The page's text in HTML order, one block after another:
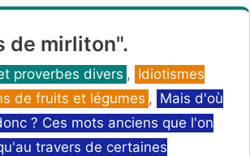
de mirliton".
proverbes divers , Idiotismes
de fruits et légumes , Mais d'où
? Ces mots anciens que l'on
travers de certaines